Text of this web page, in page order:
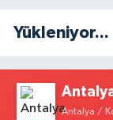
Yükleniyor...
Antalya /